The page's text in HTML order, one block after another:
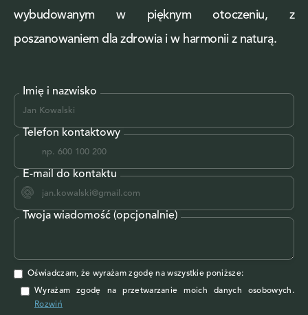
Imię i nazwisko
Telefon kontaktowy
E-mail do kontaktu
Twoja wiadomość (opcjonalnie)
Oświadczam, że wyrażam zgodę na wszystkie poniższe:
Wyrażam zgodę na przetwarzanie moich danych osobowych .
Rozwiń
wybudowanym w pięknym otoczeniu, z
poszanowaniem dla zdrowia i w harmonii z naturą.